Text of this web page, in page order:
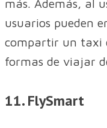
más. Además, al
usuarios pueden
compartir un taxi
formas de viajar
11. FlySmart